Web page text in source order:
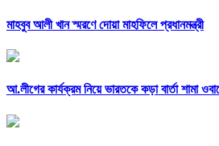
মাহবুব আলী খান স্মরণে দোয়া মাহফিলে প্রধানমন্ত্রী
আ.লীগের কার্যক্রম নিয়ে ভারতকে কড়া বার্তা শামা